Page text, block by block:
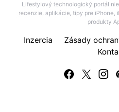
Lifestylový technologický portál
recenzie, aplikácie, tipy pre iPhone,
produkty
Inzercia
Zásady